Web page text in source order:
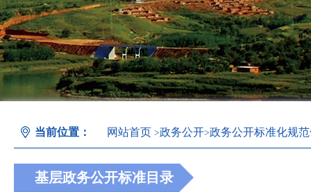
当前位置： 网站首页 >政务公开>政务公开标准化规
基层政务公开标准目录